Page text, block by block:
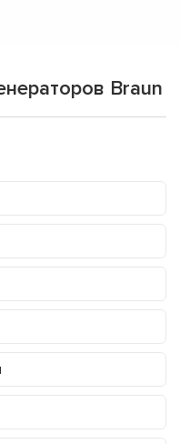
Braun